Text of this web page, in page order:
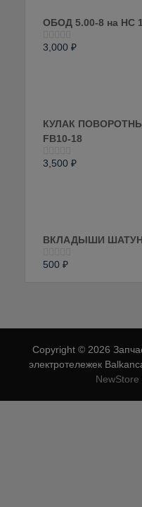
ОБОД 5.00-8 на HC
Оценка
3,000 ₽
КУЛАК
FB10-18
Оценка
3,500 ₽
ВКЛАДЫШИ
Оценка
500 ₽
Copyright © 2026
электротележек
NewStore